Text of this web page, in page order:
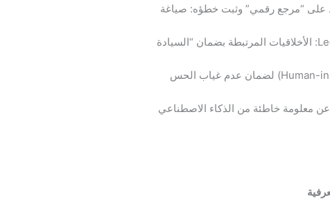
على “مرجع رقمي” وثبت خطؤه: صياغة
إدارة العلاقة مع مزودي حلول الـ LegalTech: الأخلاقيات المرتبطة بضمان “السيادة
بناء أنظمة “التحقق المزدوج” (Human-in-the-loop) لضمان عدم غياب الحس
عن معلومة خاطئة من الذكاء الاصطناعي